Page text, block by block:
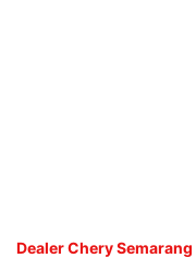
Dealer Chery Semarang